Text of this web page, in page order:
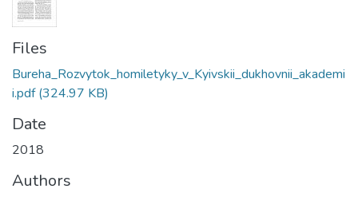
Files
Bureha_Rozvytok_homiletyky_v_Kyivskii_dukhovnii_akademi
i.pdf(324.97 KB)
Date
2018
Authors